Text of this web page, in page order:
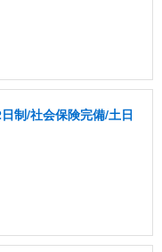
制/社会保険完備/土日